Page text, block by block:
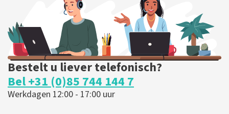
Bestelt u liever telefonisch?
Bel +31 (0)85 744 144 7
Werkdagen 12:00 - 17:00 uur